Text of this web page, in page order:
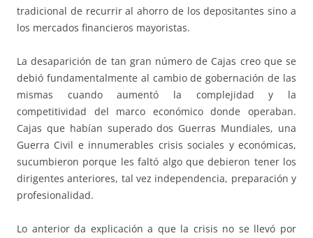
tradicional de recurrir al ahorro de los depositantes sino a
los mercados financieros mayoristas.
La desaparición de tan gran número de Cajas creo que se
debió fundamentalmente al cambio de gobernación de las
mismas cuando aumentó la complejidad y la
competitividad del marco económico donde operaban.
Cajas que habían superado dos Guerras Mundiales, una
Guerra Civil e innumerables crisis sociales y económicas,
sucumbieron porque les faltó algo que debieron tener los
dirigentes anteriores, tal vez independencia, preparación y
profesionalidad.
Lo anterior da explicación a que la crisis no se llevó por